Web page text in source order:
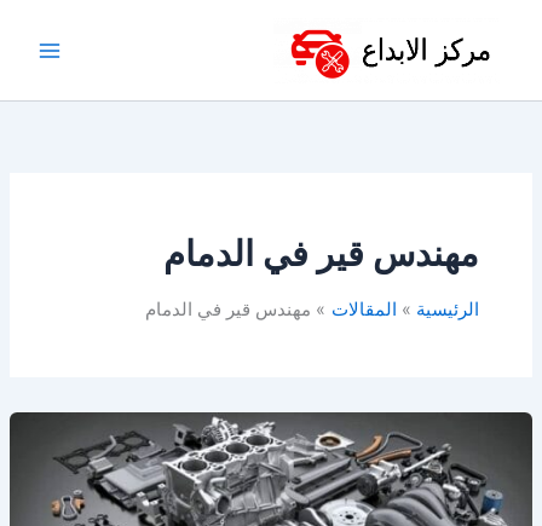
مهندس قير في الدمام
الرئيسية المقالات مهندس قير في الدمام
توضيب
قير